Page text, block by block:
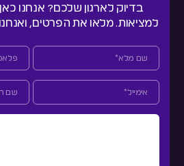
בדיוק לארגון שלכם? אנחנו
למציאות. מלאו את הפרטים,